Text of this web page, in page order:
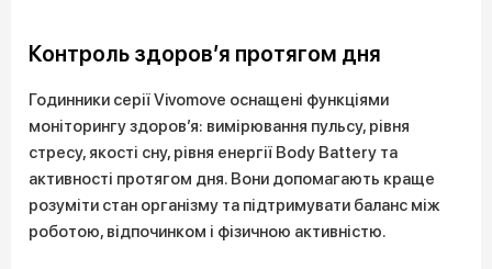
Контроль здоров’я протягом дня
Годинники серії Vivomove оснащені функціями
моніторингу здоров’я: вимірювання пульсу, рівня
стресу, якості сну, рівня енергії Body Battery та
активності протягом дня. Вони допомагають краще
розуміти стан організму та підтримувати баланс між
роботою, відпочинком і фізичною активністю.